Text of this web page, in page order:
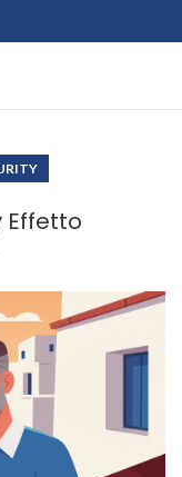
Effetto